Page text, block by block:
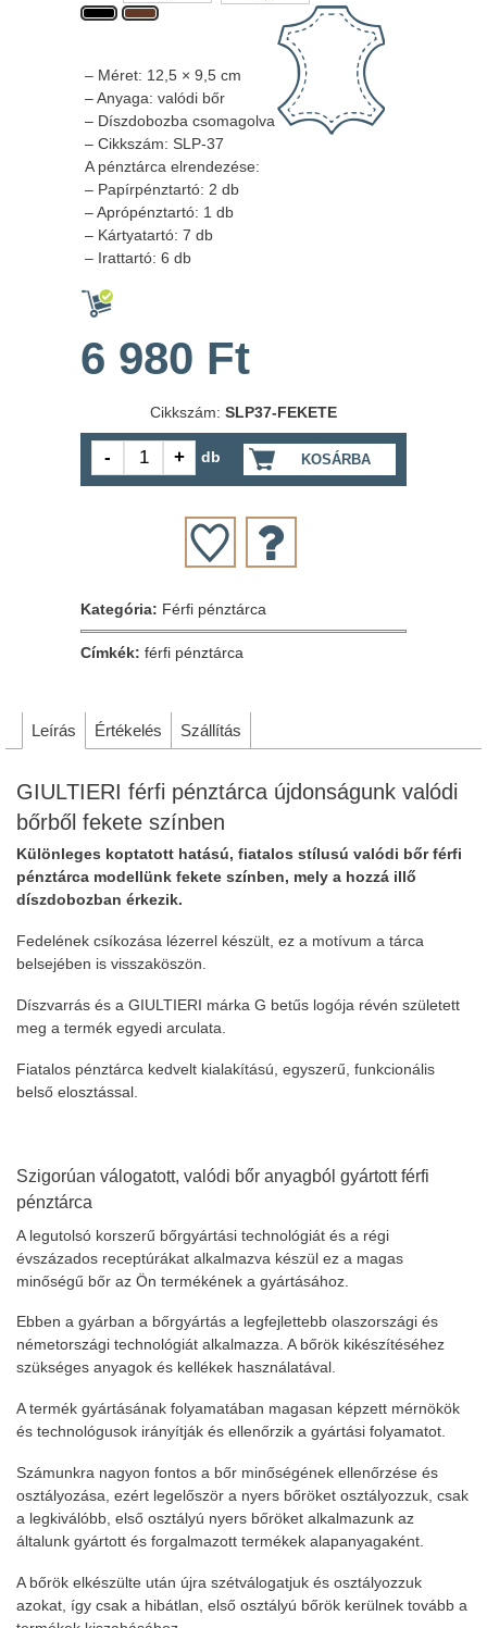
– Méret: 12,5 × 9,5 cm
– Anyaga: valódi bőr
– Díszdobozba csomagolva
– Cikkszám: SLP-37
A pénztárca elrendezése:
– Papírpénztartó: 2 db
– Aprópénztartó: 1 db
– Kártyatartó: 7 db
– Irattartó: 6 db
6 980 Ft
Cikkszám: SLP37-FEKETE
KOSÁRBA
db
Kategória: Férfi pénztárca
Címkék: férfi pénztárca
Leírás Értékelés Szállítás
GIULTIERI férfi pénztárca újdonságunk valódi
bőrből fekete színben
Különleges koptatott hatású, fiatalos stílusú valódi bőr férfi
pénztárca modellünk fekete színben, mely a hozzá illő
díszdobozban érkezik.
Fedelének csíkozása lézerrel készült, ez a motívum a tárca
belsejében is visszaköszön.
Díszvarrás és a GIULTIERI márka G betűs logója révén született
meg a termék egyedi arculata.
Fiatalos pénztárca kedvelt kialakítású, egyszerű, funkcionális
belső elosztással.
Szigorúan válogatott, valódi bőr anyagból gyártott férfi
pénztárca
A legutolsó korszerű bőrgyártási technológiát és a régi
évszázados receptúrákat alkalmazva készül ez a magas
minőségű bőr az Ön termékének a gyártásához.
Ebben a gyárban a bőrgyártás a legfejlettebb olaszországi és
németországi technológiát alkalmazza. A bőrök kikészítéséhez
szükséges anyagok és kellékek használatával.
A termék gyártásának folyamatában magasan képzett mérnökök
és technológusok irányítják és ellenőrzik a gyártási folyamatot.
Számunkra nagyon fontos a bőr minőségének ellenőrzése és
osztályozása, ezért legelőször a nyers bőröket osztályozzuk, csak
a legkiválóbb, első osztályú nyers bőröket alkalmazunk az
általunk gyártott és forgalmazott termékek alapanyagaként.
A bőrök elkészülte után újra szétválogatjuk és osztályozzuk
azokat, így csak a hibátlan, első osztályú bőrök kerülnek tovább a